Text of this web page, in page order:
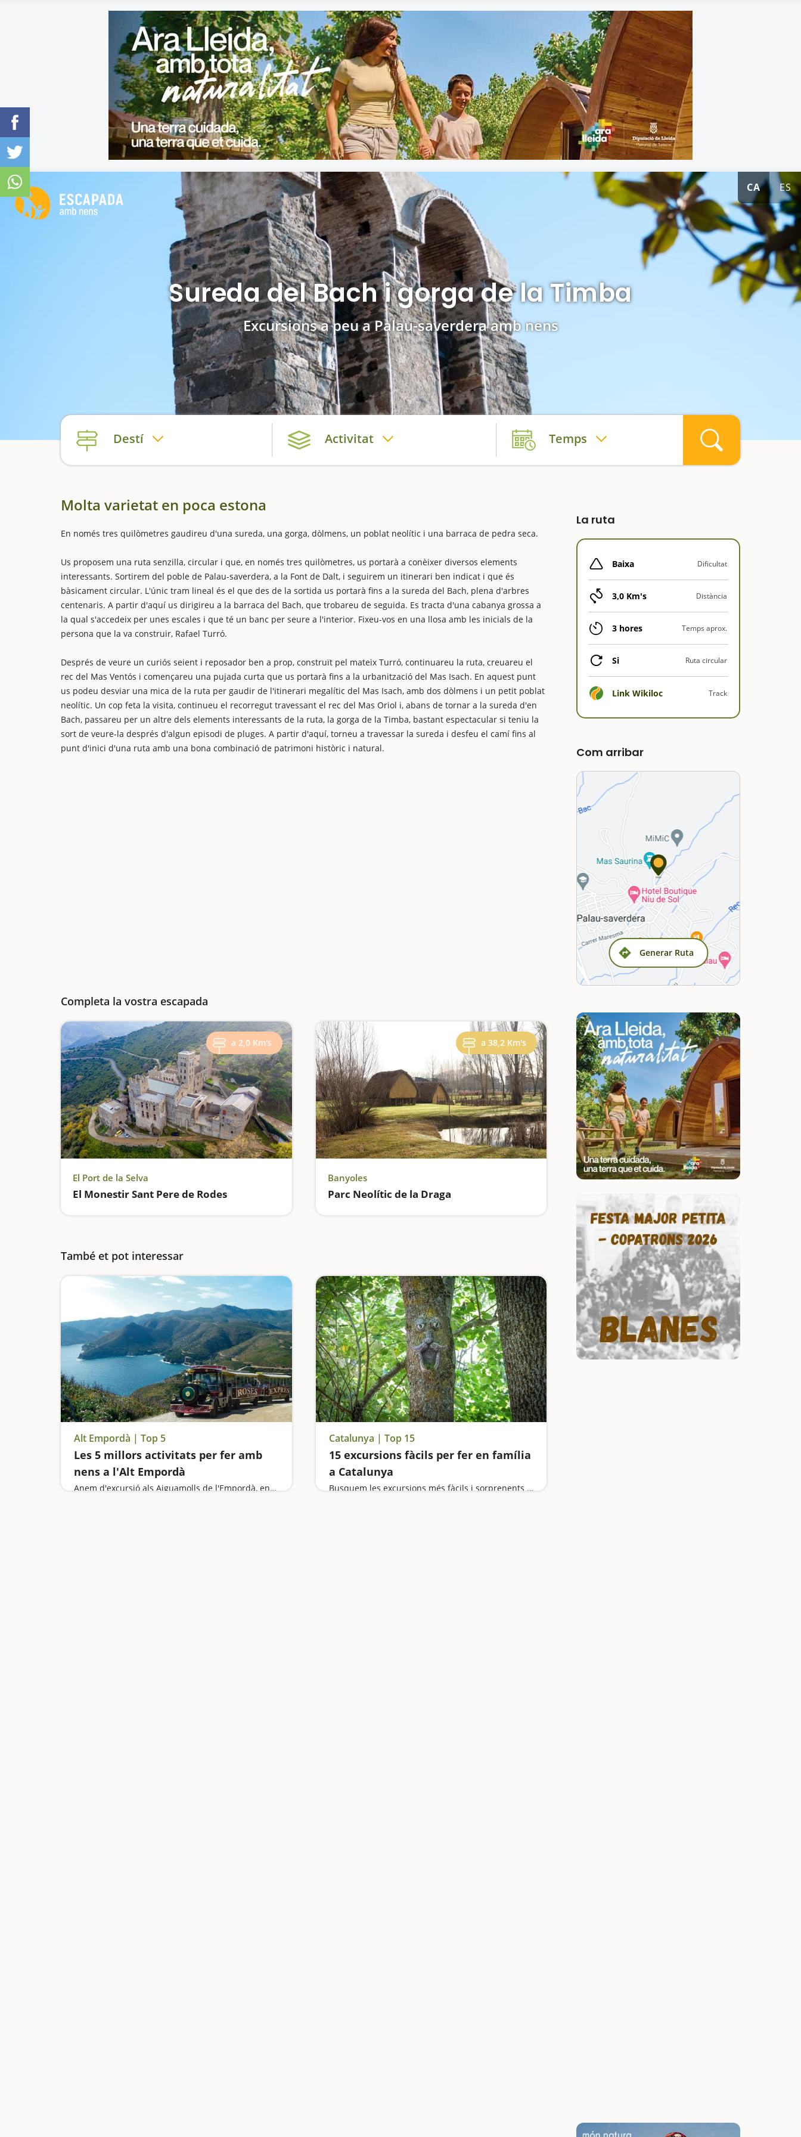
CA ES
Sureda del Bach i gorga de la Timba
Excursions a peu a Palau-saverdera amb nens
Destí Activitat Temps
Molta varietat en poca estona
En només tres quilòmetres gaudireu d'una sureda, una gorga, dòlmens, un poblat neolític i una barraca de pedra seca.
Us proposem una ruta senzilla, circular i que, en només tres quilòmetres, us portarà a conèixer diversos elements
interessants. Sortirem del poble de Palau-saverdera, a la Font de Dalt, i seguirem un itinerari ben indicat i que és
bàsicament circular. L'únic tram lineal és el que des de la sortida us portarà fins a la sureda del Bach, plena d'arbres
centenaris. A partir d'aquí us dirigireu a la barraca del Bach, que trobareu de seguida. Es tracta d'una cabanya grossa a
la qual s'accedeix per unes escales i que té un banc per seure a l'interior. Fixeu-vos en una llosa amb les inicials de la
persona que la va construir, Rafael Turró.
Després de veure un curiós seient i reposador ben a prop, construït pel mateix Turró, continuareu la ruta, creuareu el
rec del Mas Ventós i començareu una pujada curta que us portarà fins a la urbanització del Mas Isach. En aquest punt
us podeu desviar una mica de la ruta per gaudir de l'itinerari megalític del Mas Isach, amb dos dòlmens i un petit poblat
neolític. Un cop feta la visita, continueu el recorregut travessant el rec del Mas Oriol i, abans de tornar a la sureda d'en
Bach, passareu per un altre dels elements interessants de la ruta, la gorga de la Timba, bastant espectacular si teniu la
sort de veure-la després d'algun episodi de pluges. A partir d'aquí, torneu a travessar la sureda i desfeu el camí fins al
punt d'inici d'una ruta amb una bona combinació de patrimoni històric i natural.
Completa la vostra escapada
a 2,0 Km's
El Port de la Selva
El Monestir Sant Pere de Rodes
a 38,2 Km's
Banyoles
Parc Neolític de la Draga
També et pot interessar
Alt Empordà | Top 5
Les 5 millors activitats per fer amb
nens a l'Alt Empordà
Anem d'excursió als Aiguamolls de l'Empordà, ens endinsem en l'univers Dalí, visitem les Ruïnes d'Empúries, fem un tram de camí de ronda còmode i espectacular i pugem dalt d'un trenet per contemplar les meravelles del Cap de Creus
Catalunya | Top 15
15 excursions fàcils per fer en família
a Catalunya
Busquem les excursions més fàcils i sorprenents per fer en família
La ruta
Baixa Dificultat
3,0 Km's Distància
3 hores Temps aprox.
Si Ruta circular
Link Wikiloc Track
Com arribar
Generar Ruta